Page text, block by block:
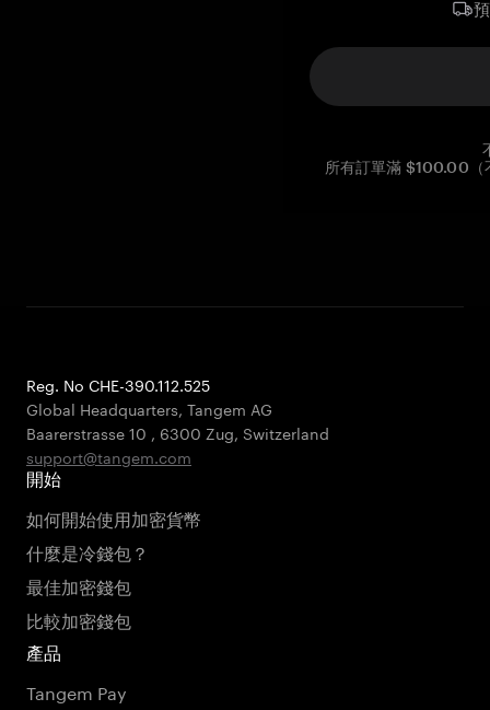
所有訂單滿 $100.00（
Reg. No CHE-390.112.525
Global Headquarters, Tangem AG
Baarerstrasse 10 , 6300 Zug, Switzerland
support@tangem.com
開始
如何開始使用加密貨幣
什麼是冷錢包？
最佳加密錢包
比較加密錢包
產品
Tangem Pay